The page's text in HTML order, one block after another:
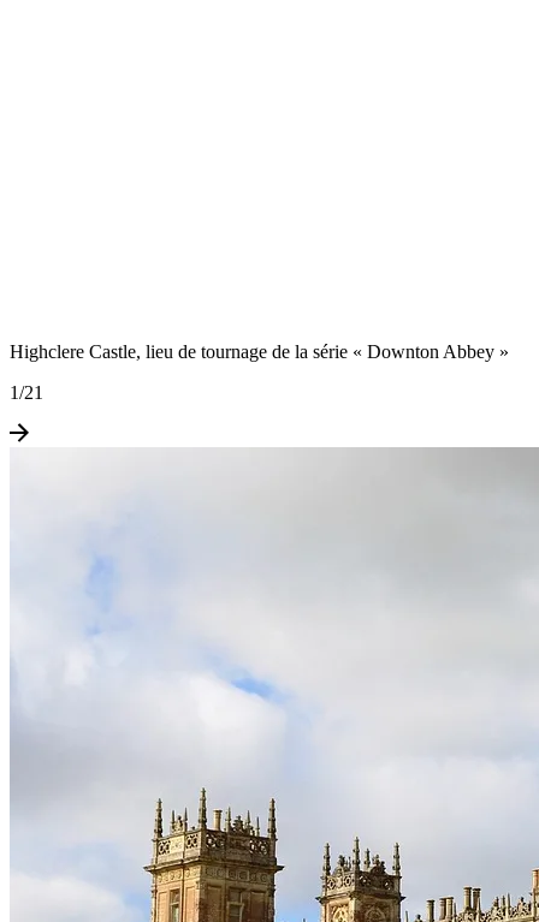
Highclere Castle, lieu de tournage de la série « Downton Abbey »
1/21